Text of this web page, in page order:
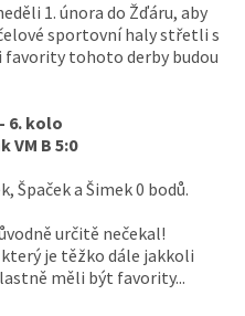
1. února do Žďáru, aby
sportovní haly střetli s
favority tohoto derby budou
6. kolo
VM B 5:0
Špaček a Šimek 0 bodů.
určitě nečekal!
je těžko dále jakkoli
měli být favority...